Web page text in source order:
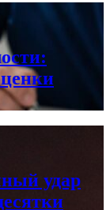
удар